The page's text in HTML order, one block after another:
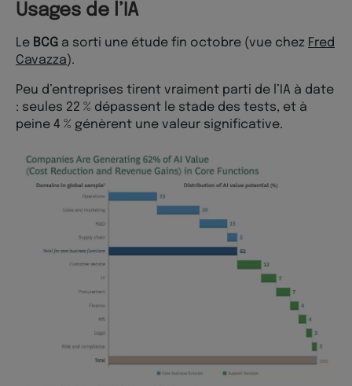
Usages de l’IA
Le BCG a sorti une étude fin octobre (vue chez Fred
Cavazza).
Peu d’entreprises tirent vraiment parti de l’IA à date
: seules 22 % dépassent le stade des tests, et à
peine 4 % génèrent une valeur significative.